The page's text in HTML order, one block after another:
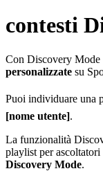
contesti
Con Discovery Mode
personalizzate su
Puoi individuare una
[nome utente].
La funzionalità
playlist per
Discovery Mode.